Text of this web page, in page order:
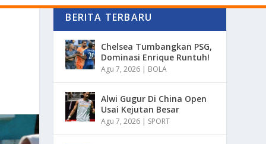
BERITA TERBARU
Chelsea Tumbangkan PSG,
Dominasi Enrique Runtuh!
Agu 7, 2026 | BOLA
Alwi Gugur Di China Open
Usai Kejutan Besar
Agu 7, 2026 | SPORT